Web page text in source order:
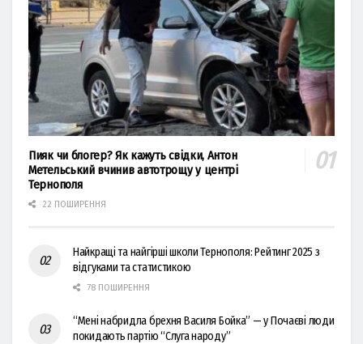
Пияк чи блогер? Як кажуть свідки, Антон
Метельський вчинив автотрощу у центрі
Тернополя
22 ПОШИРЕННЯ
Найкращі та найгірші школи Тернополя: Рейтинг 2025 з
відгуками та статистикою
78 ПОШИРЕННЯ
“Мені набридла брехня Василя Бойка” — у Почаєві люди
покидають партію “Слуга народу”